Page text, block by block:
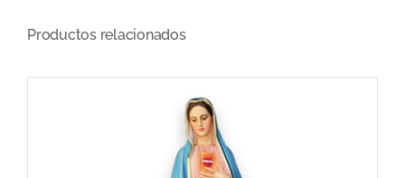
Productos relacionados